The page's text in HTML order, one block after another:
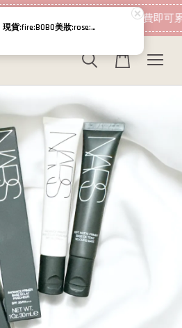
加入會員 消費即可
【隔日出貨】現貨:fire:BOBO美妝:rose:專櫃貨 Relove 30秒私密肌弱酸面膜濕紙巾 獨立1入隨身包